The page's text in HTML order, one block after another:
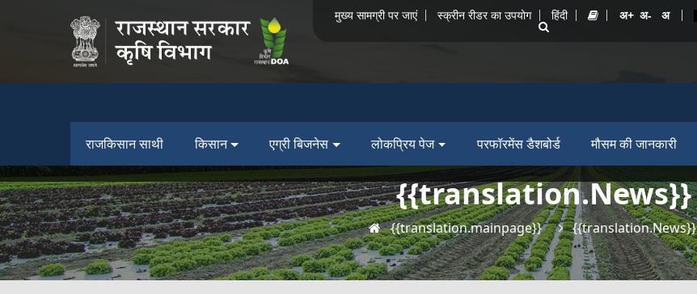
मुख्य सामग्री पर जाएं स्क्रीन रीडर का उपयोग हिंदी
राजकिसान साथी किसान एग्री बिजनेस लोकप्रिय पेज परफॉरमेंस डैशबोर्ड मौसम की जानकारी
{{translation.News}}
{{translation.mainpage}} {{translation.News}}